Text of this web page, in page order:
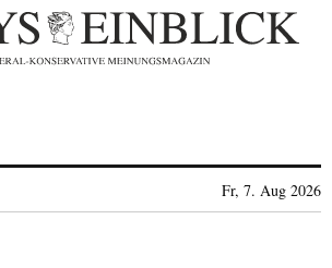
Fr, 7. Aug 2026